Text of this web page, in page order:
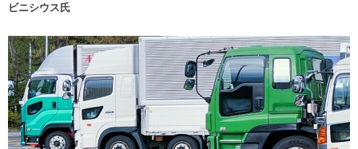
ビニシウス氏